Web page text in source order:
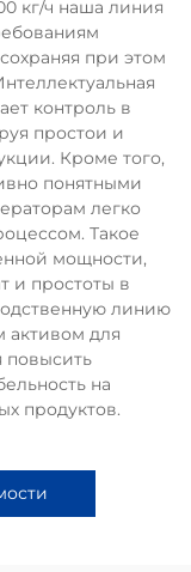
кг/ч наша линия
при этом
контроль в
простои и
Кроме того,
понятными
легко
Такое
мощности,
и простоты в
линию
активом для
повысить
на
продуктов.